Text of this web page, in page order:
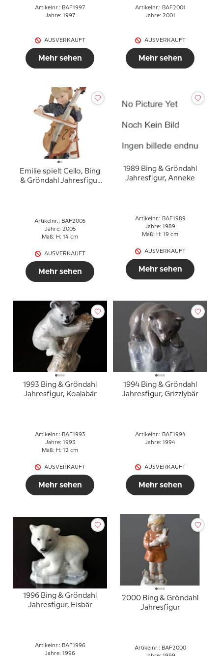
Artikelnr.: BAF1997
Jahre: 1997
AUSVERKAUFT
Mehr sehen
Artikelnr.: BAF2001
Jahre: 2001
AUSVERKAUFT
Mehr sehen
Emilie spielt Cello, Bing
& Gröndahl Jahresfigur
Artikelnr.: BAF2005
Jahre: 2005
Maß: H: 14 cm
AUSVERKAUFT
Mehr sehen
1989 Bing & Gröndahl
Jahresfigur, Anneke
Artikelnr.: BAF1989
Jahre: 1989
Maß: H: 19 cm
AUSVERKAUFT
Mehr sehen
1993 Bing & Gröndahl
Jahresfigur, Koalabär
Artikelnr.: BAF1993
Jahre: 1993
Maß: H: 12 cm
AUSVERKAUFT
Mehr sehen
1994 Bing & Gröndahl
Jahresfigur, Grizzlybär
Artikelnr.: BAF1994
Jahre: 1994
AUSVERKAUFT
Mehr sehen
1996 Bing & Gröndahl
Jahresfigur, Eisbär
Artikelnr.: BAF1996
Jahre: 1996
2000 Bing & Gröndahl
Jahresfigur
Artikelnr.: BAF2000